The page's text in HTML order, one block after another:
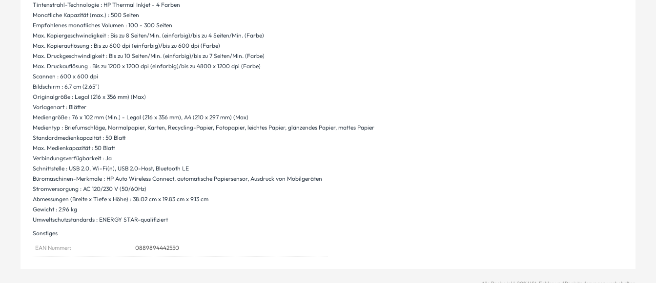
Tintenstrahl-Technologie : HP Thermal Inkjet - 4 Farben
Monatliche Kapazität (max.) : 500 Seiten
Empfohlenes monatliches Volumen : 100 - 300 Seiten
Max. Kopiergeschwindigkeit : Bis zu 8 Seiten/Min. (einfarbig)/bis zu 4 Seiten/Min. (Farbe)
Max. Kopierauflösung : Bis zu 600 dpi (einfarbig)/bis zu 600 dpi (Farbe)
Max. Druckgeschwindigkeit : Bis zu 10 Seiten/Min. (einfarbig)/bis zu 7 Seiten/Min. (Farbe)
Max. Druckauflösung : Bis zu 1200 x 1200 dpi (einfarbig)/bis zu 4800 x 1200 dpi (Farbe)
Scannen : 600 x 600 dpi
Bildschirm : 6.7 cm (2.65")
Originalgröße : Legal (216 x 356 mm) (Max)
Vorlagenart : Blätter
Mediengröße : 76 x 102 mm (Min.) - Legal (216 x 356 mm), A4 (210 x 297 mm) (Max)
Medientyp : Briefumschläge, Normalpapier, Karten, Recycling-Papier, Fotopapier, leichtes Papier, glänzendes Papier, mattes Papier
Standardmedienkapazität : 50 Blatt
Max. Medienkapazität : 50 Blatt
Verbindungsverfügbarkeit : Ja
Schnittstelle : USB 2.0, Wi-Fi(n), USB 2.0-Host, Bluetooth LE
Büromaschinen-Merkmale : HP Auto Wireless Connect, automatische Papiersensor, Ausdruck von Mobilgeräten
Stromversorgung : AC 120/230 V (50/60Hz)
Abmessungen (Breite x Tiefe x Höhe) : 38.02 cm x 19.83 cm x 9.13 cm
Gewicht : 2.96 kg
Umweltschutzstandards : ENERGY STAR-qualifiziert
Sonstiges
EAN Nummer:
0889894442550